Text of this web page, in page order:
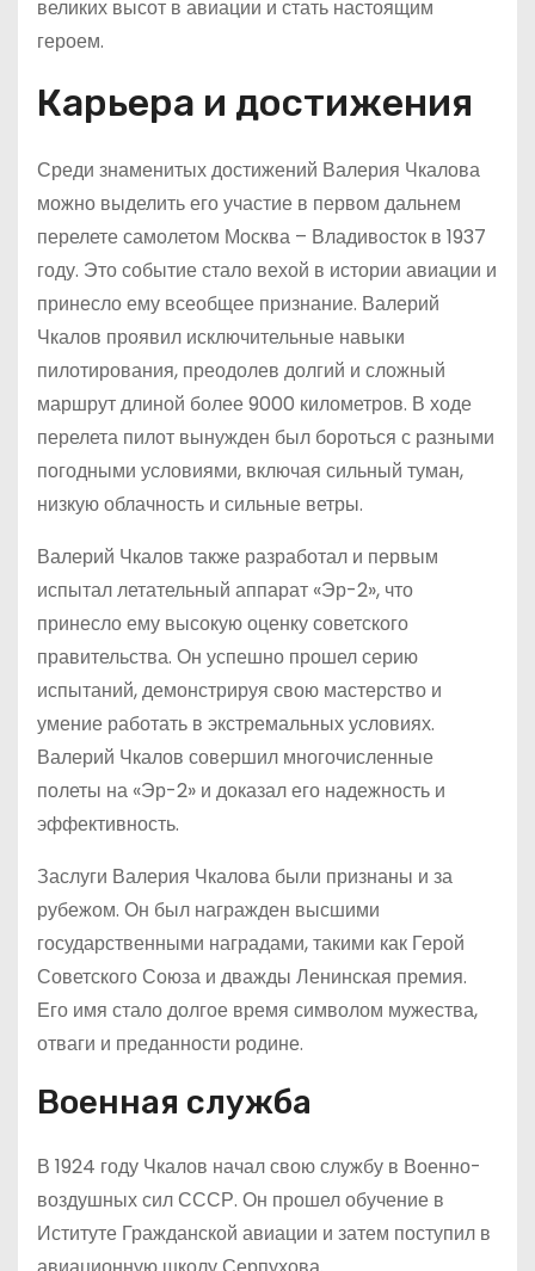
великих высот в авиации и стать настоящим
героем.
Карьера и достижения
Среди знаменитых достижений Валерия Чкалова
можно выделить его участие в первом дальнем
перелете самолетом Москва – Владивосток в 1937
году. Это событие стало вехой в истории авиации и
принесло ему всеобщее признание. Валерий
Чкалов проявил исключительные навыки
пилотирования, преодолев долгий и сложный
маршрут длиной более 9000 километров. В ходе
перелета пилот вынужден был бороться с разными
погодными условиями, включая сильный туман,
низкую облачность и сильные ветры.
Валерий Чкалов также разработал и первым
испытал летательный аппарат «Эр-2», что
принесло ему высокую оценку советского
правительства. Он успешно прошел серию
испытаний, демонстрируя свою мастерство и
умение работать в экстремальных условиях.
Валерий Чкалов совершил многочисленные
полеты на «Эр-2» и доказал его надежность и
эффективность.
Заслуги Валерия Чкалова были признаны и за
рубежом. Он был награжден высшими
государственными наградами, такими как Герой
Советского Союза и дважды Ленинская премия.
Его имя стало долгое время символом мужества,
отваги и преданности родине.
Военная служба
В 1924 году Чкалов начал свою службу в Военно-
воздушных сил СССР. Он прошел обучение в
Иституте Гражданской авиации и затем поступил в